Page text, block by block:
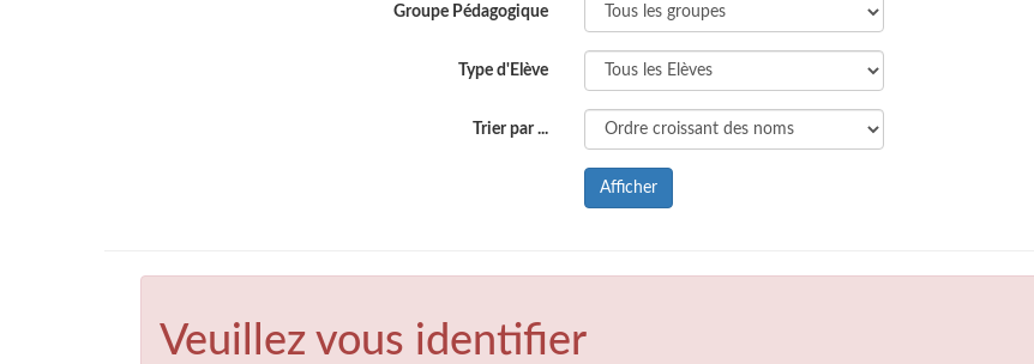
Groupe Pédagogique
Type d'Elève
Trier par ...
Afficher
Veuillez vous identifier